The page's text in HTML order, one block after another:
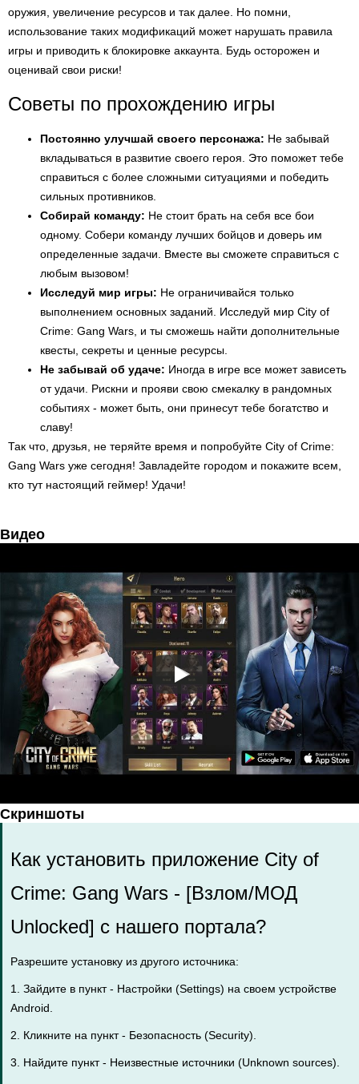
оружия, увеличение ресурсов и так далее. Но помни,
использование таких модификаций может нарушать правила
игры и приводить к блокировке аккаунта. Будь осторожен и
оценивай свои риски!
Советы по прохождению игры
Постоянно улучшай своего персонажа: Не забывай
вкладываться в развитие своего героя. Это поможет тебе
справиться с более сложными ситуациями и победить
сильных противников.
Собирай команду: Не стоит брать на себя все бои
одному. Собери команду лучших бойцов и доверь им
определенные задачи. Вместе вы сможете справиться с
любым вызовом!
Исследуй мир игры: Не ограничивайся только
выполнением основных заданий. Исследуй мир City of
Crime: Gang Wars, и ты сможешь найти дополнительные
квесты, секреты и ценные ресурсы.
Не забывай об удаче: Иногда в игре все может зависеть
от удачи. Рискни и прояви свою смекалку в рандомных
событиях - может быть, они принесут тебе богатство и
славу!
Так что, друзья, не теряйте время и попробуйте City of Crime:
Gang Wars уже сегодня! Завладейте городом и покажите всем,
кто тут настоящий геймер! Удачи!
Видео
Скриншоты
Как установить приложение City of
Crime: Gang Wars - [Взлом/МОД
Unlocked] с нашего портала?
Разрешите установку из другого источника:
1. Зайдите в пункт - Настройки (Settings) на своем устройстве
Android.
2. Кликните на пункт - Безопасность (Security).
3. Найдите пункт - Неизвестные источники (Unknown sources).